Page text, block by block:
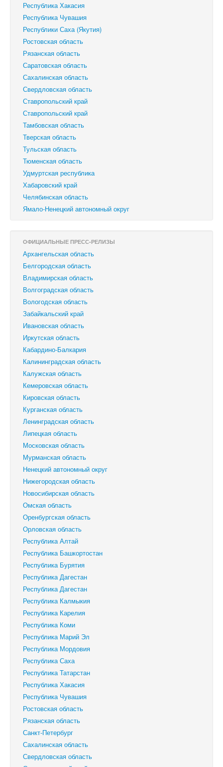
Республика Хакасия
Республика Чувашия
Республики Саха (Якутия)
Ростовская область
Рязанская область
Саратовская область
Сахалинская область
Свердловская область
Ставропольский край
‎Ставропольский край
Тамбовская область
Тверская область
Тульская область
Тюменская область
Удмуртская республика
Хабаровский край
Челябинская область
Ямало-Ненецкий автономный округ
ОФИЦИАЛЬНЫЕ ПРЕСС-РЕЛИЗЫ
Архангельская область
Белгородская область
Владимирская область
Волгоградская область
Вологодская область
Забайкальский край
Ивановская область
Иркутская область
Кабардино-Балкария
Калининградская область
Калужская область
Кемеровская область
Кировская область
Курганская область
Ленинградская область
Липецкая область
Московская область
Мурманская область
Ненецкий автономный округ
Нижегородская область
Новосибирская область
Омская область
Оренбургская область
Орловская область
Республика Алтай
Республика Башкортостан
Республика Бурятия
Республика Дагестан
Республика Дагестан
Республика Калмыкия
Республика Карелия
Республика Коми
Республика Марий Эл
Республика Мордовия
Республика Саха
Республика Татарстан
Республика Хакасия
Республика Чувашия
Ростовская область
Рязанская область
Санкт-Петербург
Сахалинская область
Свердловская область